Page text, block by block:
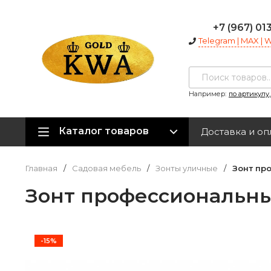
+7 (967)
Telegram | MAX |
Например: по
Каталог товаров Доставка и
Главная / Садовая мебель / Зонты уличные / Зонт
Зонт
-15%